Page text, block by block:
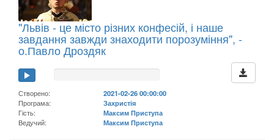
"Львів - це місто різних конфесій, і наше
завдання завжди знаходити порозуміння", -
о.Павло Дроздяк
Створено:
2021-02-26 00:00:00
Програма:
Захристія
Гість:
Максим Приступа
Ведучий:
Максим Приступа